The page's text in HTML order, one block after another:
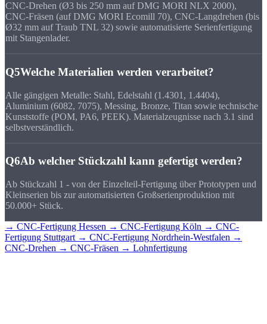
CNC-Drehen (Ø3 bis 250 mm auf DMG MORI NLX 2000),
CNC-Fräsen (auf DMG MORI Ecomill 70), CNC-Langdrehen (bis
Ø32 mm auf Traub TNL 32) sowie automatisierte Serienfertigung
mit Stangenlader.
Q5Welche Materialien werden verarbeitet?
Alle gängigen Metalle: Stahl, Edelstahl (1.4301, 1.4404),
Aluminium (6082, 7075), Messing, Bronze, Titan sowie technische
Kunststoffe (POM, PA6, PEEK). Materialzeugnisse nach 3.1 sind
selbstverständlich.
Q6Ab welcher Stückzahl kann gefertigt werden?
Ab Stückzahl 1 - von der Einzelteil-Fertigung über Prototypen und
Kleinserien bis zur automatisierten Großserienproduktion mit
50.000+ Stück.
→ CNC-Fertigung Hessen → CNC-Fertigung Köln → CNC-
Fertigung Stuttgart → CNC-Fertigung Nordrhein-Westfalen →
CNC-Drehen → CNC-Fräsen → Lohnfertigung